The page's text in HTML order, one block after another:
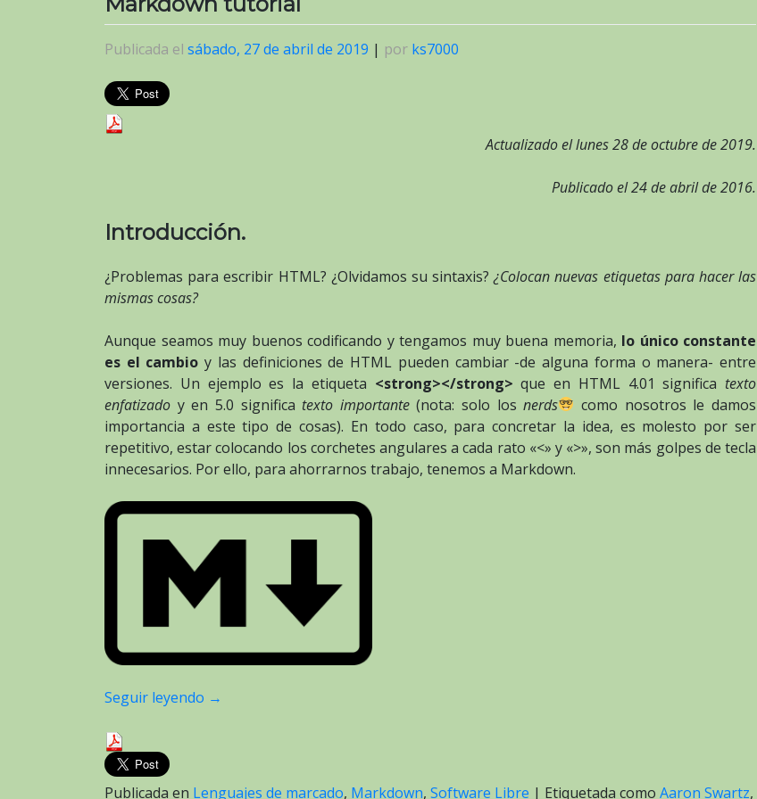
Publicada el sábado, 27 de abril de 2019 | por ks7000
Actualizado el lunes 28 de octubre de 2019.
Publicado el 24 de abril de 2016.
Introducción.
¿Problemas para escribir HTML? ¿Olvidamos su sintaxis?¿Colocan nuevas etiquetas para hacer las
mismas cosas?
Aunque seamos muy buenos codificando y tengamos muy buena memoria, lo único constante
es el cambio y las definiciones de HTML pueden cambiar -de alguna forma o manera- entre
versiones. Un ejemplo es la etiqueta <strong></strong> que en HTML 4.01 significa texto
enfatizado y en 5.0 significa texto importante(nota: solo losnerds
como nosotros le damos
importancia a este tipo de cosas). En todo caso, para concretar la idea, es molesto por ser
repetitivo, estar colocando los corchetes angulares a cada rato «<» y «>», son más golpes de tecla
innecesarios. Por ello, para ahorrarnos trabajo, tenemos a Markdown.
Seguir leyendo →
Publicada en Lenguajes de marcado, Markdown, Software Libre | Etiquetada como Aaron Swartz,